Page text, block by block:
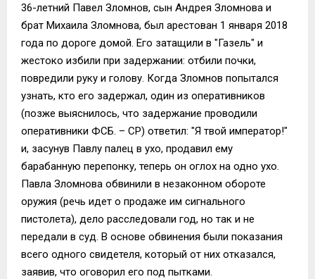
36-летний Павел Зломнов, сын Андрея Зломнова и
брат Михаила Зломнова, был арестован 1 января 2018
года по дороге домой. Его затащили в "Газель" и
жестоко избили при задержании: отбили почки,
повредили руку и голову. Когда Зломнов попытался
узнать, кто его задержал, один из оперативников
(позже выяснилось, что задержание проводили
оперативники ФСБ. – СР) ответил: "Я твой император!"
и, засунув Павлу палец в ухо, продавил ему
барабанную перепонку, теперь он оглох на одно ухо.
Павла Зломнова обвинили в незаконном обороте
оружия (речь идет о продаже им сигнального
пистолета), дело расследовали год, но так и не
передали в суд. В основе обвинения были показания
всего одного свидетеля, который от них отказался,
заявив, что оговорил его под пытками.